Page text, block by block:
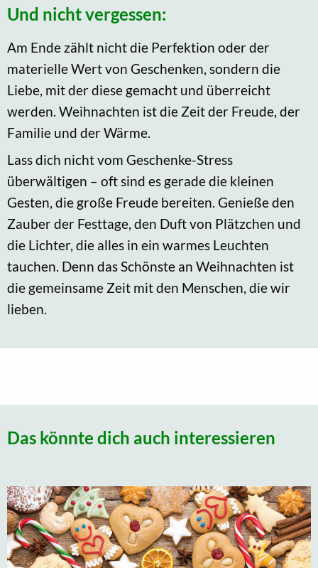
Und nicht vergessen:
Am Ende zählt nicht die Perfektion oder der
materielle Wert von Geschenken, sondern die
Liebe, mit der diese gemacht und überreicht
werden. Weihnachten ist die Zeit der Freude, der
Familie und der Wärme.
Lass dich nicht vom Geschenke-Stress
überwältigen – oft sind es gerade die kleinen
Gesten, die große Freude bereiten. Genieße den
Zauber der Festtage, den Duft von Plätzchen und
die Lichter, die alles in ein warmes Leuchten
tauchen. Denn das Schönste an Weihnachten ist
die gemeinsame Zeit mit den Menschen, die wir
lieben.
Das könnte dich auch interessieren